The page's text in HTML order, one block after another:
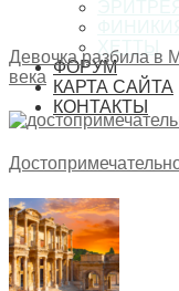
ХЕТТЫ
ФОРУМ
КАРТА САЙТА
КОНТАКТЫ
Девочка разбила в
века